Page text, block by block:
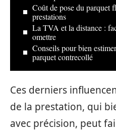
Coût de pose du parquet
prestations
La TVA et la distance :
omettre
Conseils pour bien
parquet contrecollé
Ces derniers
de la prestation, qui
avec précision, peut